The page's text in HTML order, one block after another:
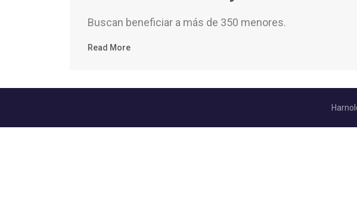
Buscan beneficiar a más de 350 menores.
Read More